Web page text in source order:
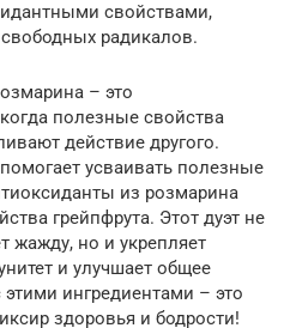
свойствами,
радикалов.
– это
полезные свойства
действие другого.
усваивать полезные
из розмарина
грейпфрута. Этот дуэт не
жажду, но и укрепляет
и улучшает общее
ингредиентами – это
здоровья и бодрости!